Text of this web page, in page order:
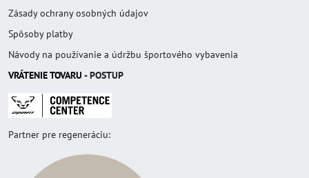
Zásady ochrany osobných údajov
Spôsoby platby
Návody na používanie a údržbu športového vybavenia
VRÁTENIE TOVARU - POSTUP
Partner pre regeneráciu: